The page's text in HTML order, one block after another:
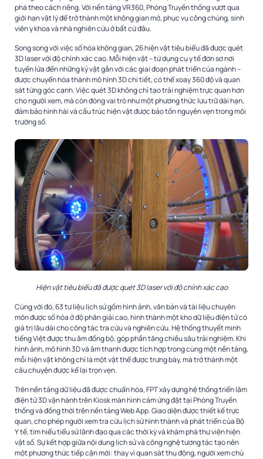
phá theo cách riêng. Với nền tảng VR360, Phòng Truyền thống vượt qua
giới hạn vật lý để trở thành một không gian mở, phục vụ công chúng, sinh
viên y khoa và nhà nghiên cứu ở bất cứ đâu.
Song song với việc số hóa không gian, 26 hiện vật tiêu biểu đã được quét
3D laser với độ chính xác cao. Mỗi hiện vật – từ dụng cụ y tế đơn sơ nơi
tuyến lửa đến những kỷ vật gắn với các giai đoạn phát triển của ngành –
được chuyển hóa thành mô hình 3D chi tiết, có thể xoay 360 độ và quan
sát từng góc cạnh. Việc quét 3D không chỉ tạo trải nghiệm trực quan hơn
cho người xem, mà còn đóng vai trò như một phương thức lưu trữ dài hạn,
đảm bảo hình hài và cấu trúc hiện vật được bảo tồn nguyên vẹn trong môi
trường số.
Hiện vật tiêu biểu đã được quét 3D laser với độ chính xác cao
Cùng với đó, 63 tư liệu lịch sử gồm hình ảnh, văn bản và tài liệu chuyên
môn được số hóa ở độ phân giải cao, hình thành một kho dữ liệu điện tử có
giá trị lâu dài cho công tác tra cứu và nghiên cứu. Hệ thống thuyết minh
tiếng Việt được thu âm đồng bộ, góp phần tăng chiều sâu trải nghiệm. Khi
hình ảnh, mô hình 3D và âm thanh được tích hợp trong cùng một nền tảng,
mỗi hiện vật không chỉ là một vật thể được trưng bày, mà trở thành một
câu chuyện được kể lại trọn vẹn.
Trên nền tảng dữ liệu đã được chuẩn hóa, FPT xây dựng hệ thống triển lãm
điện tử 3D vận hành trên Kiosk màn hình cảm ứng đặt tại Phòng Truyền
thống và đồng thời trên nền tảng Web App. Giao diện được thiết kế trực
quan, cho phép người xem tra cứu lịch sử hình thành và phát triển của Bộ
Y tế, tìm hiểu tiểu sử lãnh đạo qua các thời kỳ và khám phá thư viện hiện
vật số. Sự kết hợp giữa nội dung lịch sử và công nghệ tương tác tạo nên
một phương thức tiếp cận mới: thay vì quan sát thụ động, người xem chủ